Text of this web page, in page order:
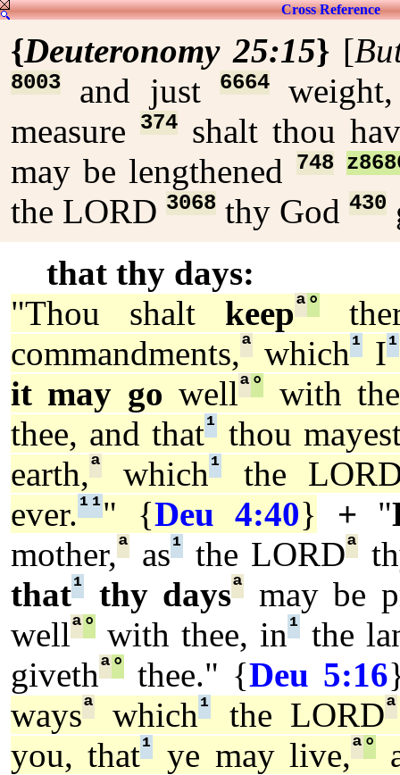
Cross Reference
{Deuteronomy 25:15}[
8003 and just 6664
measure
374shalt thou
may be lengthened
748
the LORD 3068 thy God 430
that thy days:
"Thou shalt keepª°
commandments,ª which¹ I¹
it may go wellª°
with
thee, and that¹thou
earth,ª which¹
the
ever.¹ ¹" {Deu 4:40} + "
mother,ª as¹ the LORDª
that¹ thy daysª
may be
wellª° with thee, in¹ the
givethª° thee." {Deu 5:16
waysª which¹ the LORDª
you, that¹ ye may live,ª°